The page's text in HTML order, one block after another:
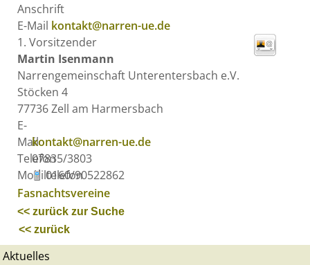
Anschrift
E-Mail kontakt@narren-ue.de
1. Vorsitzender
Martin Isenmann
Narrengemeinschaft Unterentersbach e.V.
Stöcken 4
77736Zell am Harmersbach
E-
Mailkontakt@narren-ue.de
Telefon
07835/3803
Mobiltelefon
0160/90522862
Fasnachtsvereine
<< zurück zur Suche
<< zurück
Aktuelles